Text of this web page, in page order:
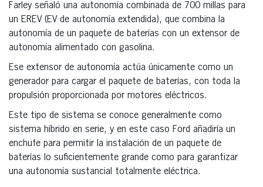
Farley señaló una autonomía combinada de 700 millas para
un EREV (EV de autonomía extendida), que combina la
autonomía de un paquete de baterías con un extensor de
autonomía alimentado con gasolina.
Ese extensor de autonomía actúa únicamente como un
generador para cargar el paquete de baterías, con toda la
propulsión proporcionada por motores eléctricos.
Este tipo de sistema se conoce generalmente como
sistema híbrido en serie, y en este caso Ford añadiría un
enchufe para permitir la instalación de un paquete de
baterías lo suficientemente grande como para garantizar
una autonomía sustancial totalmente eléctrica.